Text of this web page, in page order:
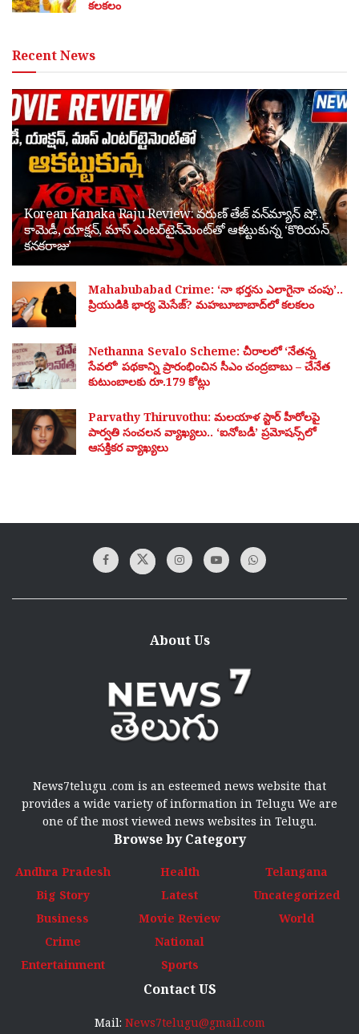
కలకలం
Recent News
Korean Kanaka Raju Review: వరుణ్ తేజ్ వన్‌మ్యాన్ షో..
కామెడీ, యాక్షన్, మాస్ ఎంటర్‌టైన్‌మెంట్‌తో ఆకట్టుకున్న ‘కొరియన్
కనకరాజు’
Mahabubabad Crime: ‘నా భర్తను ఎలాగైనా చంపు’..
ప్రియుడికి భార్య మెసేజ్? మహబూబాబాద్‌లో కలకలం
Nethanna Sevalo Scheme: చీరాలలో ‘నేతన్న
సేవలో’ పథకాన్ని ప్రారంభించిన సీఎం చంద్రబాబు – చేనేత
కుటుంబాలకు రూ.179 కోట్లు
Parvathy Thiruvothu: మలయాళ స్టార్ హీరోలపై
పార్వతి సంచలన వ్యాఖ్యలు.. ‘ఐనోబడీ’ ప్రమోషన్స్‌లో
ఆసక్తికర వ్యాఖ్యలు
About Us
News7telugu .com is an esteemed news website that
provides a wide variety of information in Telugu We are
one of the most viewed news websites in Telugu.
Browse by Category
Andhra Pradesh
Big Story
Business
Crime
Entertainment
Health
Latest
Movie Review
National
Sports
Telangana
Uncategorized
World
Contact US
Mail: News7telugu@gmail.com